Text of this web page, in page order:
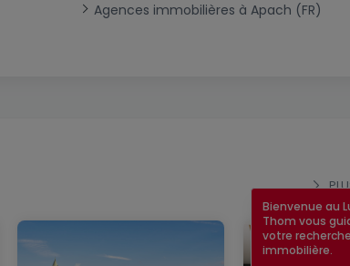
Agences immobilières à Apach (FR)
Bienvenue au
Thom vous
votre recherche
immobilière.